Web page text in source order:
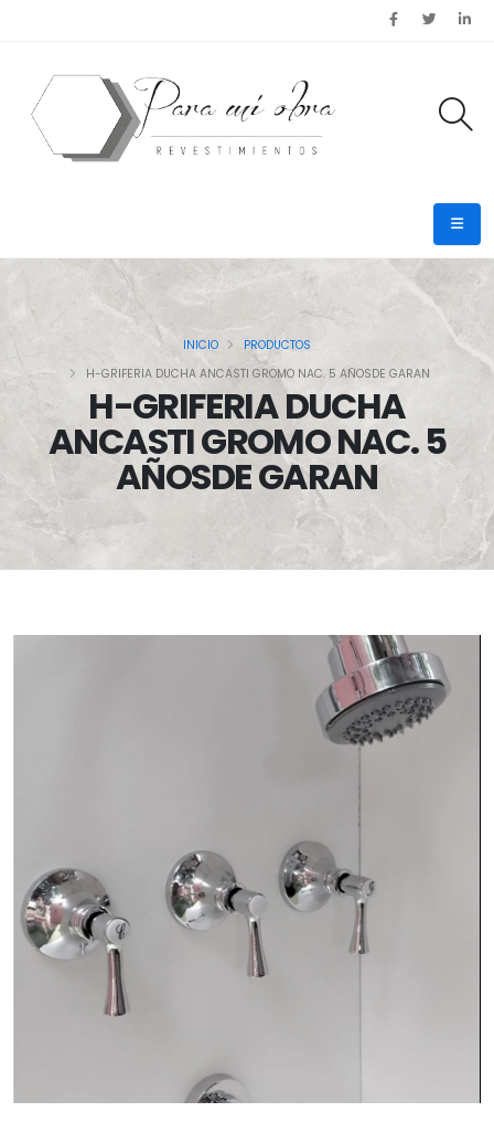
H-GRIFERIA DUCHA
ANCASTI GROMO NAC. 5
AÑOSDE GARAN
INICIO
PRODUCTOS
H-GRIFERIA DUCHA ANCASTI GROMO NAC. 5 AÑOSDE GARAN